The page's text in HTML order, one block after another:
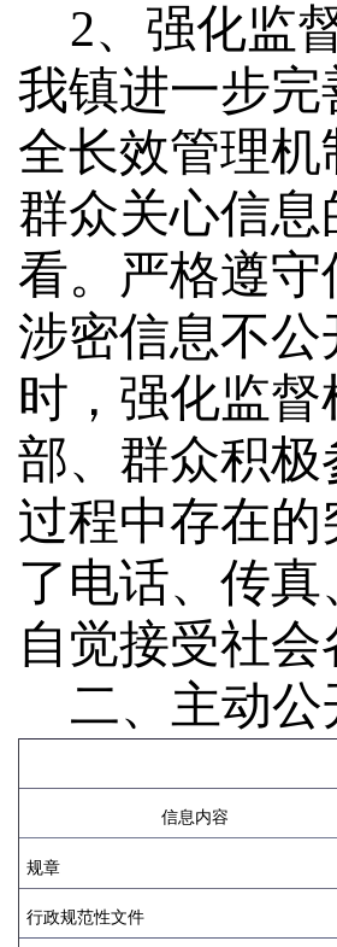
2、强化监
我镇进一步
全长效管理
群众关心信
看。严格遵
涉密信息不
时，强化监
部、群众积
过程中存在
了电话、传
自觉接受社会
二、主动
信息内容
规章
行政规范性文件